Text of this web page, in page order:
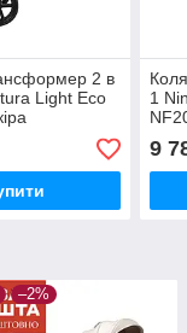
2 в
Light Eco
1
9
–2%